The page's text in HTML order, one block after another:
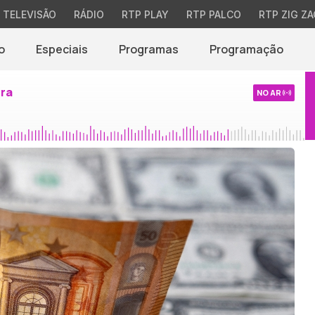
TELEVISÃO RÁDIO RTP PLAY RTP PALCO RTP ZIG
Especiais Programas Programação
NO AR